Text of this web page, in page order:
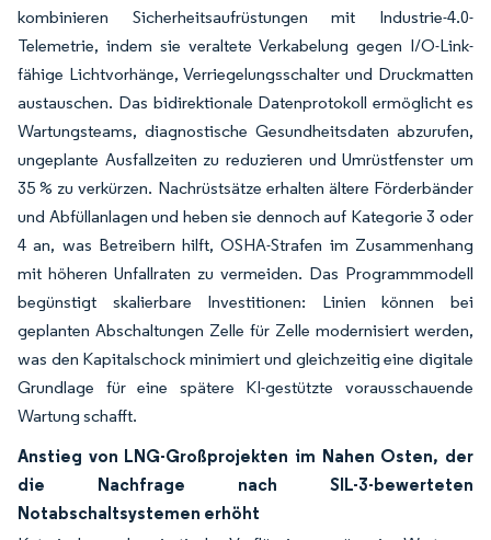
kombinieren Sicherheitsaufrüstungen mit Industrie-4.0-
Telemetrie, indem sie veraltete Verkabelung gegen I/O-Link-
fähige Lichtvorhänge, Verriegelungsschalter und Druckmatten
austauschen. Das bidirektionale Datenprotokoll ermöglicht es
Wartungsteams, diagnostische Gesundheitsdaten abzurufen,
ungeplante Ausfallzeiten zu reduzieren und Umrüstfenster um
35 % zu verkürzen. Nachrüstsätze erhalten ältere Förderbänder
und Abfüllanlagen und heben sie dennoch auf Kategorie 3 oder
4 an, was Betreibern hilft, OSHA-Strafen im Zusammenhang
mit höheren Unfallraten zu vermeiden. Das Programmmodell
begünstigt skalierbare Investitionen: Linien können bei
geplanten Abschaltungen Zelle für Zelle modernisiert werden,
was den Kapitalschock minimiert und gleichzeitig eine digitale
Grundlage für eine spätere KI-gestützte vorausschauende
Wartung schafft.
Anstieg von LNG-Großprojekten im Nahen Osten, der
die Nachfrage nach SIL-3-bewerteten
Notabschaltsystemen erhöht